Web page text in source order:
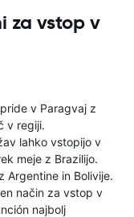
za vstop v
v Paragvaj z
v regiji.
lahko vstopijo v
meje z Brazilijo.
Argentine in Bolivije.
način za vstop v
najbolj